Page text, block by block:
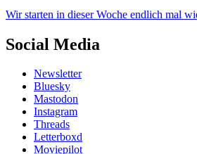
Wir starten in dieser Woche endlich mal
Social Media
Newsletter
Bluesky
Mastodon
Instagram
Threads
Letterboxd
Moviepilot